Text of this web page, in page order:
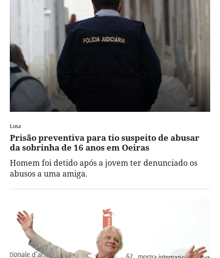
Lusa
Prisão preventiva para tio suspeito de abusar
da sobrinha de 16 anos em Oeiras
Homem foi detido após a jovem ter denunciado os
abusos a uma amiga.